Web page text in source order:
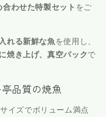
わせた特製セット をご
れる新鮮な魚を使用し、
焼き上げ、真空パックで
品質の焼魚
イズでボリューム満点